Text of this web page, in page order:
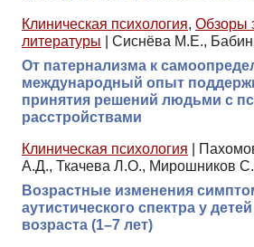
Клиническая психология, Обзоры
литературы
Сиснёва М.Е.,
От патернализма к
международный опыт
принятия решений людьми с
расстройствами
Клиническая психология
А.Д., Ткачева Л.О., Мирошников
Возрастные изменения
аутистического спектра у
возраста (1–7 лет)